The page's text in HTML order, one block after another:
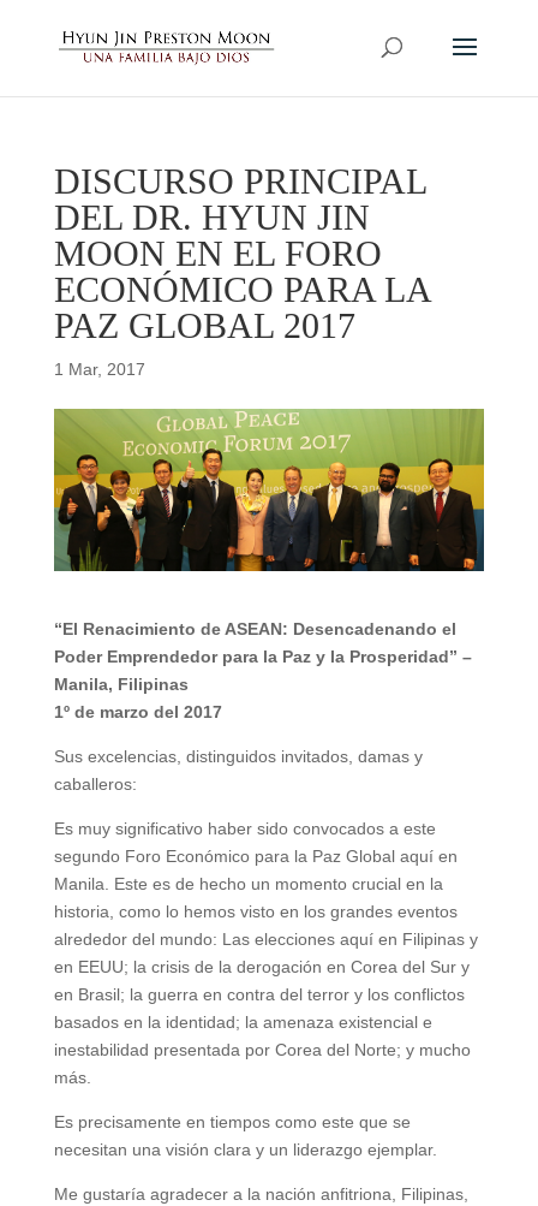
DISCURSO PRINCIPAL
DEL DR. HYUN JIN
MOON EN EL FORO
ECONÓMICO PARA LA
PAZ GLOBAL 2017
1 Mar, 2017
“El Renacimiento de ASEAN: Desencadenando el
Poder Emprendedor para la Paz y la Prosperidad” –
Manila, Filipinas
1º de marzo del 2017
Sus excelencias, distinguidos invitados, damas y
caballeros:
Es muy significativo haber sido convocados a este
segundo Foro Económico para la Paz Global aquí en
Manila. Este es de hecho un momento crucial en la
historia, como lo hemos visto en los grandes eventos
alrededor del mundo: Las elecciones aquí en Filipinas y
en EEUU; la crisis de la derogación en Corea del Sur y
en Brasil; la guerra en contra del terror y los conflictos
basados en la identidad; la amenaza existencial e
inestabilidad presentada por Corea del Norte; y mucho
más.
Es precisamente en tiempos como este que se
necesitan una visión clara y un liderazgo ejemplar.
Me gustaría agradecer a la nación anfitriona, Filipinas,